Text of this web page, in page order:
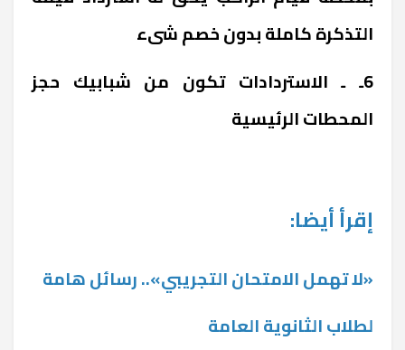
التذكرة كاملة بدون خصم شىء
6ـ ـ الاستردادات تكون من شبابيك حجز
المحطات الرئيسية
إقرأ أيضا:
«لا تهمل الامتحان التجريبي».. رسائل هامة
لطلاب الثانوية العامة